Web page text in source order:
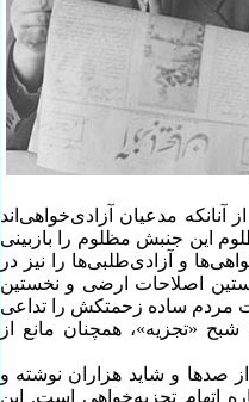
آنانکه مدعیان آزادی‌خواهی‌اند
این جنبش مظلوم را بازبینی
و آزادی‌طلبی‌ها را نیز در
از آنکه نخستین اصلاحات ارضی و نخستین
مردم ساده زحمتکش را تداعی
«تجزیه»، همچنان مانع از
صدها و شاید هزاران نوشته و
اتهام تجزیه‌خواهی است. این